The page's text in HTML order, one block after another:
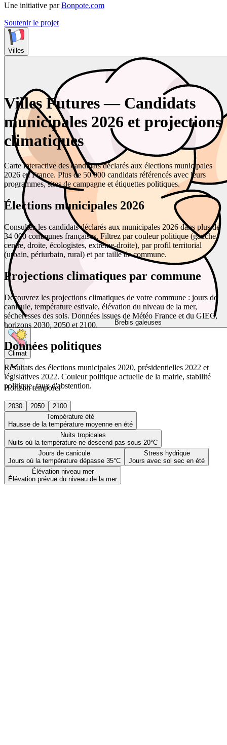
Une initiative par Bonpote.com
Soutenir le projet
Villes
Brebis galeuses
Climat
Horizon temporel
2030 2050
2100
Température été
Hausse de la température moyenne en été
Nuits tropicales
Nuits où la température ne descend pas sous 20°C
Jours de canicule
Jours où la température dépasse 35°C
Stress hydrique
Jours avec sol sec en été
Élévation niveau mer
Élévation prévue du niveau de la mer
Villes Futures — Candidats
municipales 2026 et projections
climatiques
Carte interactive des candidats déclarés aux élections municipales
2026 en France. Plus de 50 000 candidats référencés avec leurs
programmes, sites de campagne et étiquettes politiques.
Élections municipales 2026
Consultez les candidats déclarés aux municipales 2026 dans plus de
34 000 communes françaises. Filtrez par couleur politique (gauche,
centre, droite, écologistes, extrême-droite), par profil territorial
(urbain, périurbain, rural) et par taille de commune.
Projections climatiques par commune
Découvrez les projections climatiques de votre commune : jours de
canicule, température estivale, élévation du niveau de la mer,
sécheresses des sols. Données issues de Météo France et du GIEC,
horizons 2030, 2050 et 2100.
Données politiques
Résultats des élections municipales 2020, présidentielles 2022 et
législatives 2022. Couleur politique actuelle de la mairie, stabilité
politique, taux d'abstention.